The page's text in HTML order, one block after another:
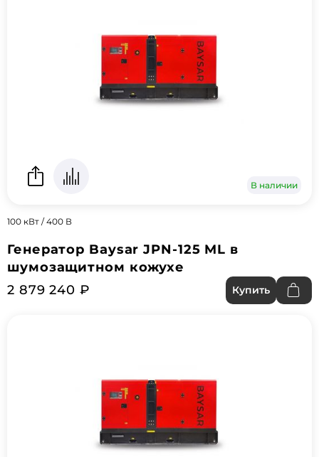
В наличии
100 кВт / 400 В
Генератор Baysar JPN-125 ML в
шумозащитном кожухе
2 879 240 ₽
Купить